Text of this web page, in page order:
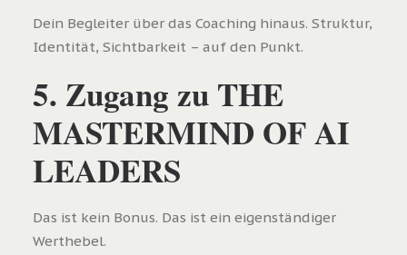
Dein Begleiter über das Coaching hinaus. Struktur,
Identität, Sichtbarkeit – auf den Punkt.
5. Zugang zu THE
MASTERMIND OF AI
LEADERS
Das ist kein Bonus. Das ist ein eigenständiger
Werthebel.